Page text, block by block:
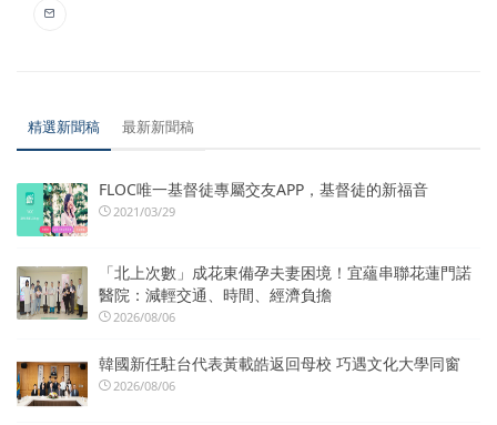
精選新聞稿 最新新聞稿
FLOC唯一基督徒專屬交友APP，基督徒的新福音
2021/03/29
「北上次數」成花東備孕夫妻困境！宜蘊串聯花蓮門諾
醫院：減輕交通、時間、經濟負擔
2026/08/06
韓國新任駐台代表黃載皓返回母校 巧遇文化大學同窗
2026/08/06